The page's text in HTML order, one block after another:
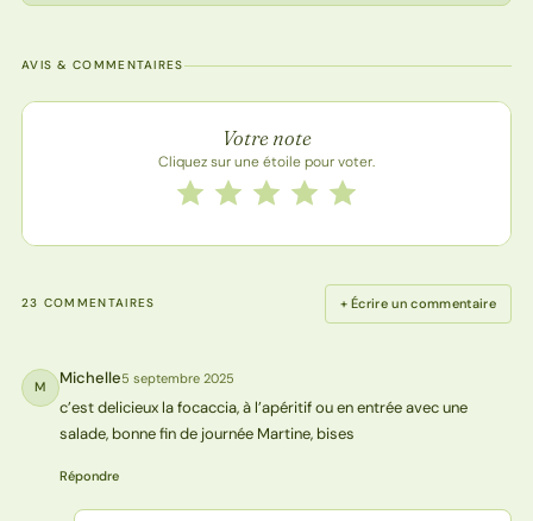
AVIS & COMMENTAIRES
Note de la recette
Votre note
Cliquez sur une étoile pour voter.
Notez cette recette de 1 à 5 étoiles
5 étoiles
4 étoiles
3 étoiles
2 étoiles
1 étoile
23 COMMENTAIRES + Écrire un commentaire
M Michelle5 septembre 2025
c’est delicieux la focaccia, à l’apéritif ou en entrée avec une
salade, bonne fin de journée Martine, bises
Répondre